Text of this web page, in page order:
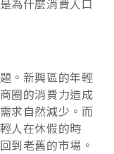
為什麼消費人口
。新興區的年輕
圈的消費力造成
求自然減少。而
人在休假的時
到老舊的市場。